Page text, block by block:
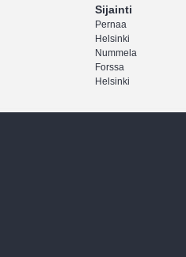
Sijainti
Pernaa
Helsinki
Nummela
Forssa
Helsinki